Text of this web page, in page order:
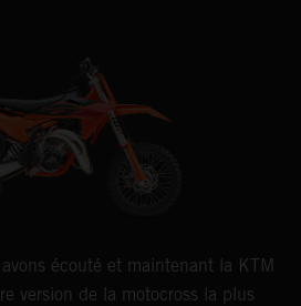
écouté et maintenant la KTM
version de la motocross la plus